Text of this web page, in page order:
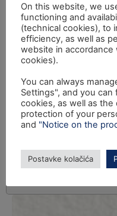
On this website, we
functioning and
(technical cookies), to
efficiency, as well as
website in
cookies).
You can always
Settings", and you
cookies, as well as
protection of your
and "Notice on the
Postavke kolačića